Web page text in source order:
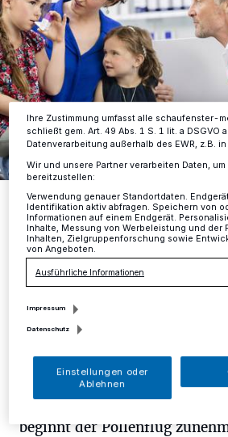
Apotheken beraten persönlich: von
Anwendung von Inhalatoren.
Foto: ABDA
N ach aktuellen
Pollensaison 2026
Prozent intensiver aus als in
durchschnittlichen Jahren.
beginnt der Pollenflug
verarbeiten Daten, um Ihnen Dienste
Zwecke. Wenn Tracker deaktiviert sind, sind
Anzeigen möglicherweise nicht mehr so
dieses Menü jederzeit wieder aufrufen, um
ändern oder Ihre Einwilligung zu widerrufen,
Einstellungen oder Ablehnen am unteren
Ihre Einstellungen gelten innerhalb unseres
Informationen finden Sie in unserer
Ihre Zustimmung umfasst alle schaufenster-
schließt gem. Art. 49 Abs. 1 S. 1 lit. a DSGVO
Datenverarbeitung außerhalb des EWR, z.B.
Wir und unsere Partner verarbeiten Daten, um
bereitzustellen:
Verwendung genauer Standortdaten.
Identifikation aktiv abfragen. Speichern von
Informationen auf einem Endgerät.
Inhalte, Messung von Werbeleistung und der
Inhalten, Zielgruppenforschung sowie
von Angeboten.
Ausführliche Informationen
Impressum
Datenschutz
Einstellungen oder
Ablehnen